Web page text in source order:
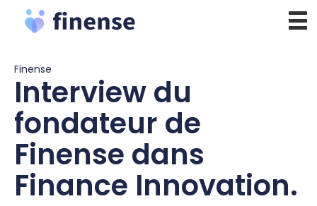
contenu
Finense
Interview du
fondateur de
Finense dans
Finance Innovation.